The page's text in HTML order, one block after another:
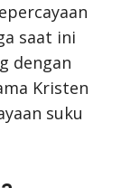
saat ini
dengan
Kristen
suku